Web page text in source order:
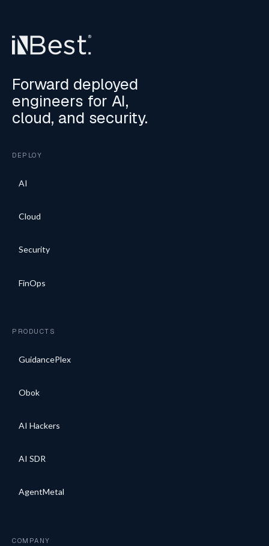
Forward deployed
engineers for AI,
cloud, and security.
DEPLOY
AI
Cloud
Security
FinOps
PRODUCTS
GuidancePlex
Obok
AI Hackers
AI SDR
AgentMetal
COMPANY